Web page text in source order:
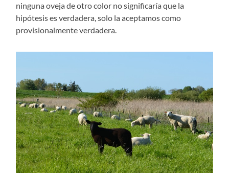
ninguna oveja de otro color no significaría que la
hipótesis es verdadera, solo la aceptamos como
provisionalmente verdadera.